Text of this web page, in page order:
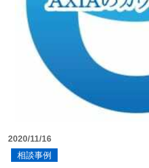
2020/11/16
相談事例